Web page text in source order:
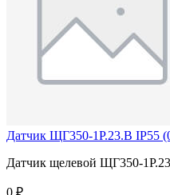
Датчик ЩГ350-1Р.23.В IP55
Датчик щелевой ЩГ350-
0 ₽